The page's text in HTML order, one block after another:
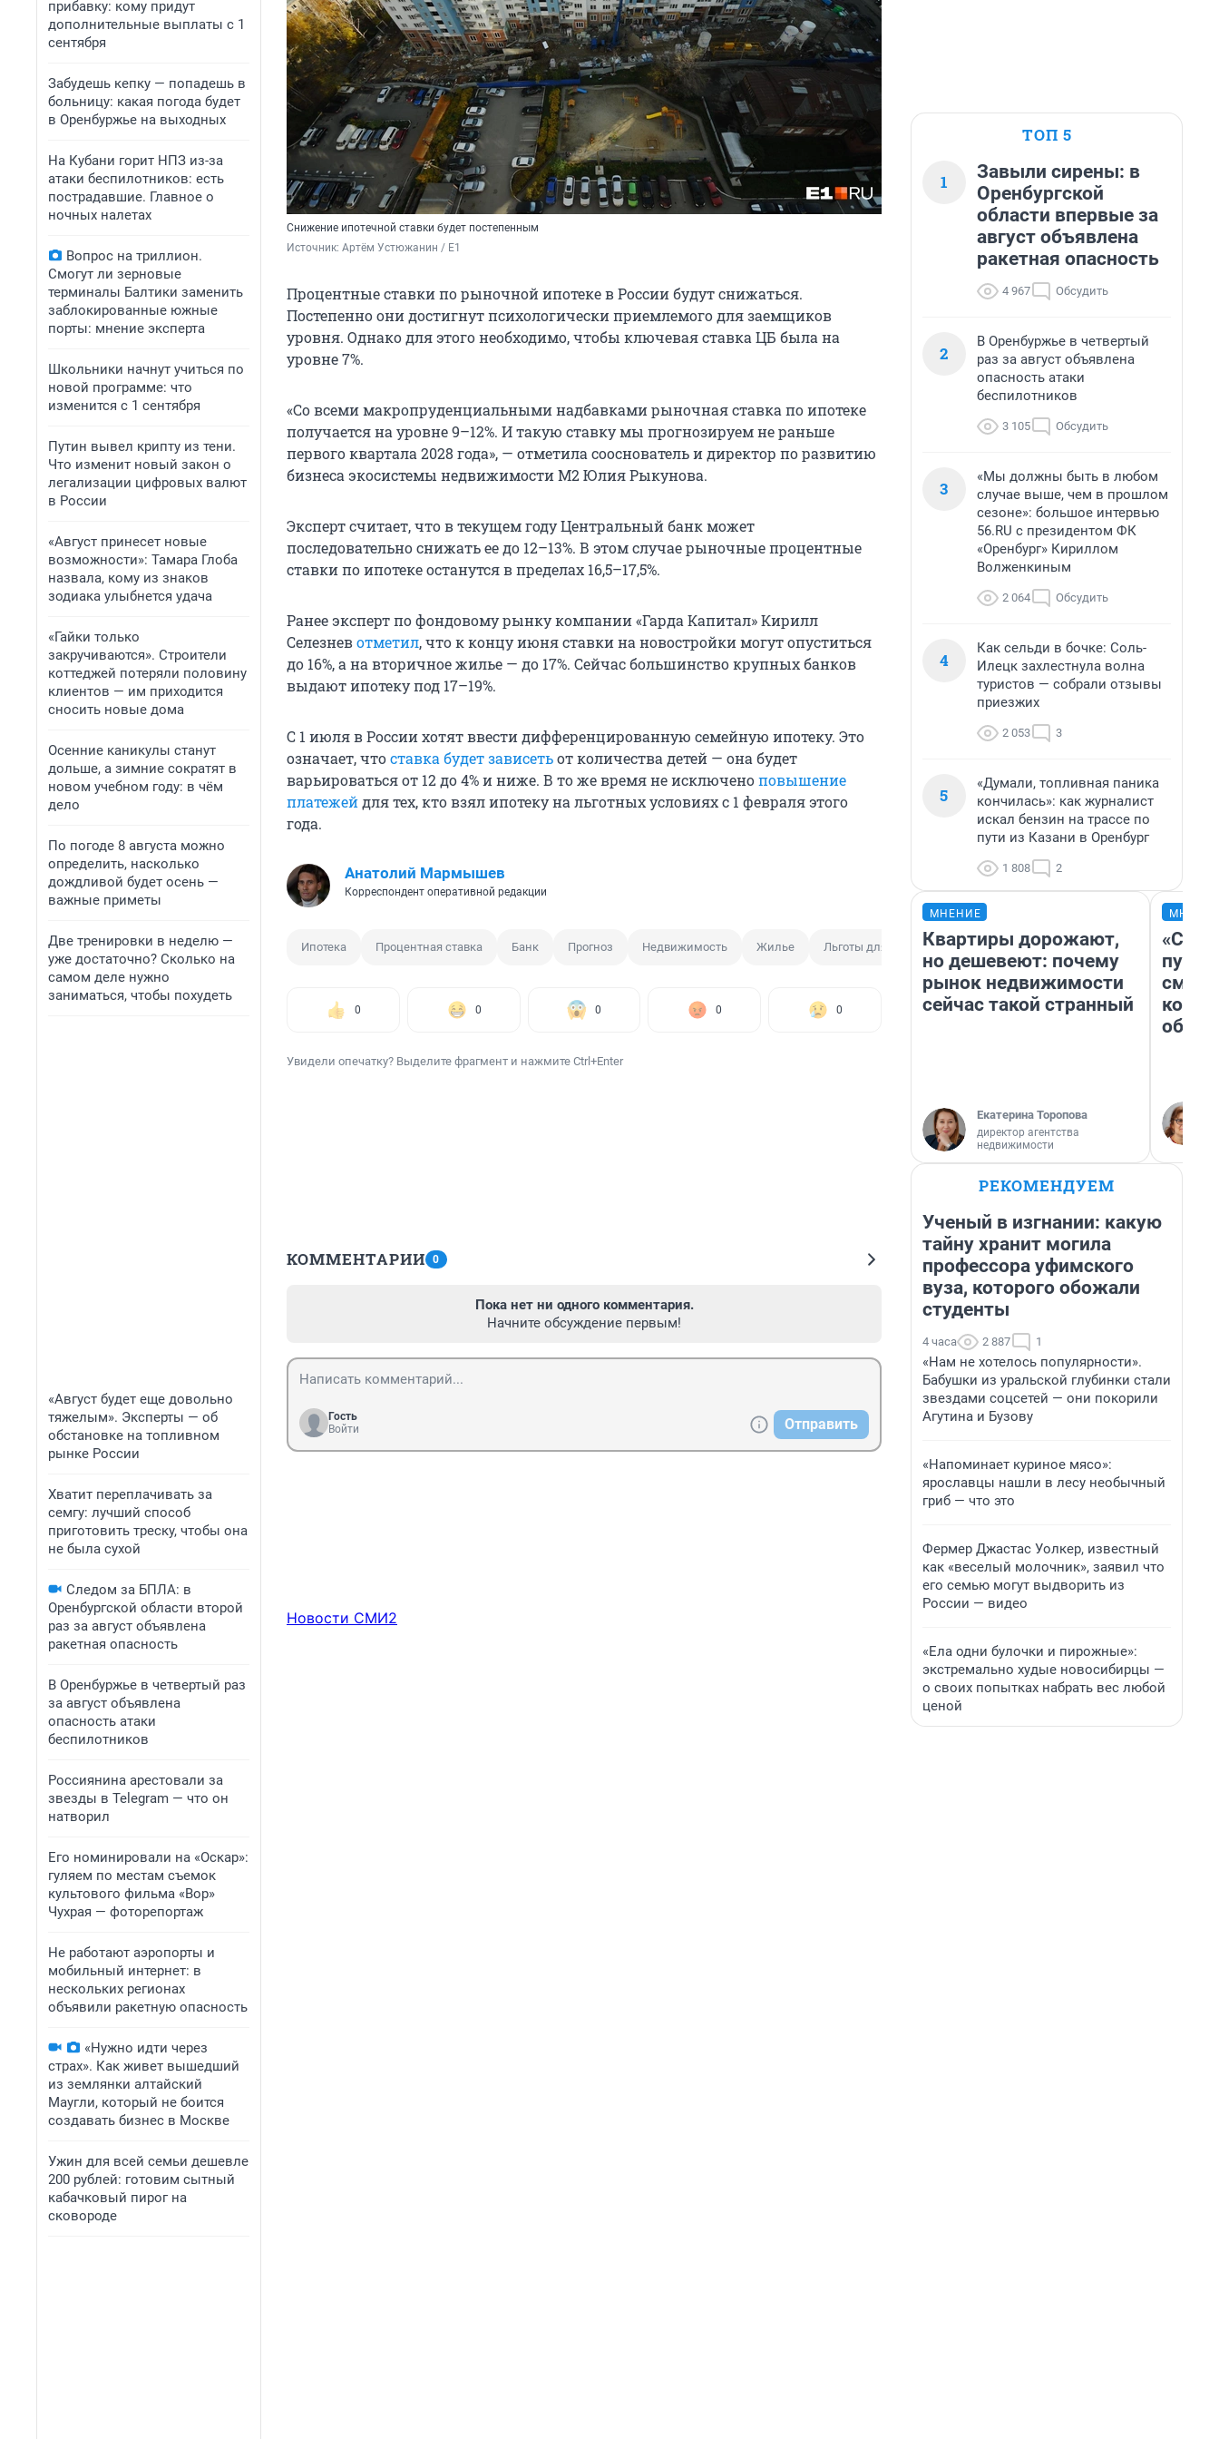
прибавку: кому придут
дополнительные выплаты с 1
сентября
Забудешь кепку — попадешь в
больницу: какая погода будет
в Оренбуржье на выходных
На Кубани горит НПЗ из-за
атаки беспилотников: есть
пострадавшие. Главное о
ночных налетах
Вопрос на триллион.
Смогут ли зерновые
терминалы Балтики заменить
заблокированные южные
порты: мнение эксперта
Школьники начнут учиться по
новой программе: что
изменится с 1 сентября
Путин вывел крипту из тени.
Что изменит новый закон о
легализации цифровых валют
в России
«Август принесет новые
возможности»: Тамара Глоба
назвала, кому из знаков
зодиака улыбнется удача
«Гайки только
закручиваются». Строители
коттеджей потеряли половину
клиентов — им приходится
сносить новые дома
Осенние каникулы станут
дольше, а зимние сократят в
новом учебном году: в чём
дело
По погоде 8 августа можно
определить, насколько
дождливой будет осень —
важные приметы
Две тренировки в неделю —
уже достаточно? Сколько на
самом деле нужно
заниматься, чтобы похудеть
«Август будет еще довольно
тяжелым». Эксперты — об
обстановке на топливном
рынке России
Хватит переплачивать за
семгу: лучший способ
приготовить треску, чтобы она
не была сухой
Следом за БПЛА: в
Оренбургской области второй
раз за август объявлена
ракетная опасность
В Оренбуржье в четвертый раз
за август объявлена
опасность атаки
беспилотников
Россиянина арестовали за
звезды в Telegram — что он
натворил
Его номинировали на «Оскар»:
гуляем по местам съемок
культового фильма «Вор»
Чухрая — фоторепортаж
Не работают аэропорты и
мобильный интернет: в
нескольких регионах
объявили ракетную опасность
«Нужно идти через
страх». Как живет вышедший
из землянки алтайский
Маугли, который не боится
создавать бизнес в Москве
Ужин для всей семьи дешевле
200 рублей: готовим сытный
кабачковый пирог на
сковороде
Снижение ипотечной ставки будет постепенным
Источник: Артём Устюжанин / E1
Процентные ставки по рыночной ипотеке в России будут снижаться.
Постепенно они достигнут психологически приемлемого для заемщиков
уровня. Однако для этого необходимо, чтобы ключевая ставка ЦБ была на
уровне 7%.
«Со всеми макропруденциальными надбавками рыночная ставка по ипотеке
получается на уровне 9–12%. И такую ставку мы прогнозируем не раньше
первого квартала 2028 года», — отметила сооснователь и директор по развитию
бизнеса экосистемы недвижимости М2 Юлия Рыкунова.
Эксперт считает, что в текущем году Центральный банк может
последовательно снижать ее до 12–13%. В этом случае рыночные процентные
ставки по ипотеке останутся в пределах 16,5–17,5%.
Ранее эксперт по фондовому рынку компании «Гарда Капитал» Кирилл
Селезневотметил, что к концу июня ставки на новостройки могут опуститься
до 16%, а на вторичное жилье — до 17%. Сейчас большинство крупных банков
выдают ипотеку под 17–19%.
С 1 июля в России хотят ввести дифференцированную семейную ипотеку. Это
означает, чтоставка будет зависетьот количества детей — она будет
варьироваться от 12 до 4% и ниже. В то же время не исключеноповышение
платежейдля тех, кто взял ипотеку на льготных условиях с 1 февраля этого
года.
Анатолий Мармышев
Корреспондент оперативной редакции
Ипотека Процентная ставка Банк Прогноз Недвижимость Жилье Льготы для многодетных семей
0 0 0 0 0
Увидели опечатку? Выделите фрагмент и нажмите Ctrl+Enter
КОММЕНТАРИИ 0
Пока нет ни одного комментария.
Начните обсуждение первым!
Гость
Войти
Отправить
Новости СМИ2
ТОП 5
1
Завыли сирены: в
Оренбургской
области впервые за
август объявлена
ракетная опасность
4 967 Обсудить
2
В Оренбуржье в четвертый
раз за август объявлена
опасность атаки
беспилотников
3 105 Обсудить
3
«Мы должны быть в любом
случае выше, чем в прошлом
сезоне»: большое интервью
56.RU с президентом ФК
«Оренбург» Кириллом
Волженкиным
2 064 Обсудить
4
Как сельди в бочке: Соль-
Илецк захлестнула волна
туристов — собрали отзывы
приезжих
2 053 3
5
«Думали, топливная паника
кончилась»: как журналист
искал бензин на трассе по
пути из Казани в Оренбург
1 808 2
МНЕНИЕ
Квартиры дорожают,
но дешевеют: почему
рынок недвижимости
сейчас такой странный
Екатерина Торопова
директор агентства
недвижимости
РЕКОМЕНДУЕМ
Ученый в изгнании: какую
тайну хранит могила
профессора уфимского
вуза, которого обожали
студенты
4 часа 2 887 1
«Нам не хотелось популярности».
Бабушки из уральской глубинки стали
звездами соцсетей — они покорили
Агутина и Бузову
«Напоминает куриное мясо»:
ярославцы нашли в лесу необычный
гриб — что это
Фермер Джастас Уолкер, известный
как «веселый молочник», заявил что
его семью могут выдворить из
России — видео
«Ела одни булочки и пирожные»:
экстремально худые новосибирцы —
о своих попытках набрать вес любой
ценой